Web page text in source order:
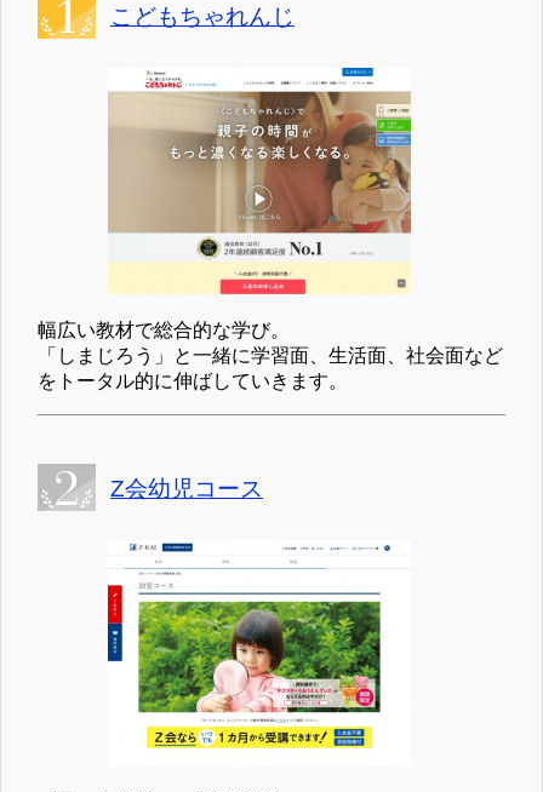
こどもちゃれんじ
幅広い教材で総合的な学び。
「しまじろう」と一緒に学習面、生活面、社会面など
をトータル的に伸ばしていきます。
Z会幼児コース